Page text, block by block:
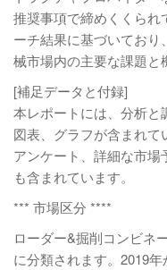
推奨事項で締めくくられ
ーチ結果に基づいてお
械市場内の主要な課題と
[補足データと付録]
本レポートには、分析と
図表、グラフが含まれ
アンケート、詳細な市
も含まれています。
*** 市場区分 ****
ローダー&掘削コンビネ
に分類されます。2019